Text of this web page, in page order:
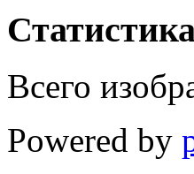
Всего
Powered by